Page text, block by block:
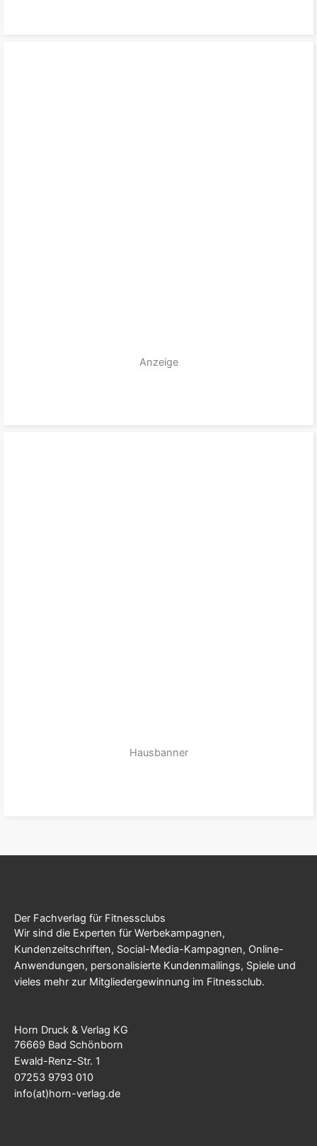
Anzeige
Hausbanner
Der Fachverlag für Fitnessclubs
Wir sind die Experten für Werbekampagnen,
Kundenzeitschriften, Social-Media-Kampagnen, Online-
Anwendungen, personalisierte Kundenmailings, Spiele und
vieles mehr zur Mitgliedergewinnung im Fitnessclub.
Horn Druck & Verlag KG
76669 Bad Schönborn
Ewald-Renz-Str. 1
07253 9793 010
info(at)horn-verlag.de